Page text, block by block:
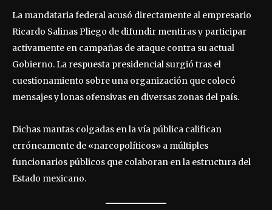
La mandataria federal acusó directamente al empresario
Ricardo Salinas Pliego de difundir mentiras y participar
activamente en campañas de ataque contra su actual
Gobierno. La respuesta presidencial surgió tras el
cuestionamiento sobre una organización que colocó
mensajes y lonas ofensivas en diversas zonas del país.
Dichas mantas colgadas en la vía pública califican
erróneamente de «narcopolíticos» a múltiples
funcionarios públicos que colaboran en la estructura del
Estado mexicano.